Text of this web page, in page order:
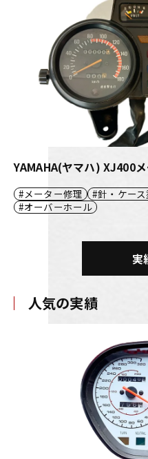
YAMAHA(ヤマハ) XJ400
メーター修理 針・ケー
オーバーホール
実
人気の実績